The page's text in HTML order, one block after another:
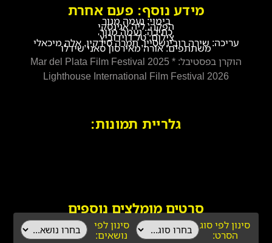
גלריית תמונות:
מידע נוסף: פעם אחרת
בימוי: נעמה מנור
הפקה: ליה אגינסקי
כתיבה: נעמה מנור
צילום: טל דוידוביץ'
עריכה: שירה רובינשטיין, תמרה סירקין, אלה מיכאלי
משתתפים: אורה מאירסון סאני שידלו
הוקרן בפסטיבל: Mar del Plata Film Festival 2025 *
Lighthouse International Film Festival 2026
סרטים מומלצים נוספים
סינון לפי
נושאים:
סינון לפי סוג
הסרט: